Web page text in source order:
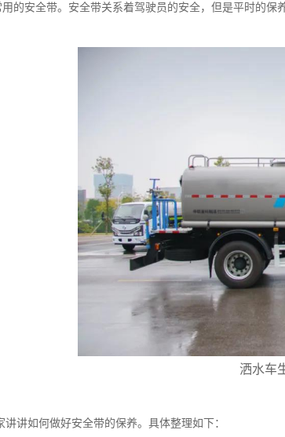
的安全带。安全带关系着驾驶员的安全，但是平时的保
洒水车
讲如何做好安全带的保养。具体整理如下：